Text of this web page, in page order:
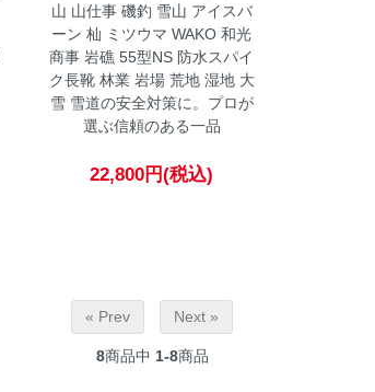
山 山仕事 磯釣 雪山 アイスバ
ーン 杣 ミツウマ WAKO 和光
商事 岩礁 55型NS 防水スパイ
ク長靴 林業 岩場 荒地 湿地 大
雪 雪道の安全対策に。プロが
選ぶ信頼のある一品
22,800円(税込)
« Prev Next »
8商品中 1-8商品